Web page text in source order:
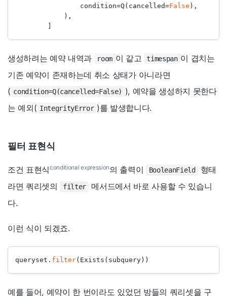
                condition
=Q(cancelled=False ),
            ),
        ]
생성하려는 예약 내역과 room 이 같고 timespan 이 겹치는
기존 예약이 존재하는데 취소 상태가 아니라면
( condition=Q(cancelled=False) ), 예약을 생성하지 못한다
는 예외( IntegrityError )를 발생합니다.
필터 표현식
조건 표현식conditional expression의 출력이 BooleanField
형태
라면 쿼리셋의
filter
메서드에서 바로 사용할 수 있습니
다.
이런 식이 되겠죠.
queryset. filter(Exists(subquery))
예를 들어, 예약이 한 번이라도 있었던 방들의 쿼리셋을 구